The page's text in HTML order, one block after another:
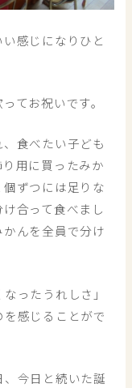
感じになりひと
てお祝いです。
食べたい子ども
用に買ったみか
ずつには足りな
合って食べまし
んを全員で分け
ったうれしさ」
感じることがで
今日と続いた誕